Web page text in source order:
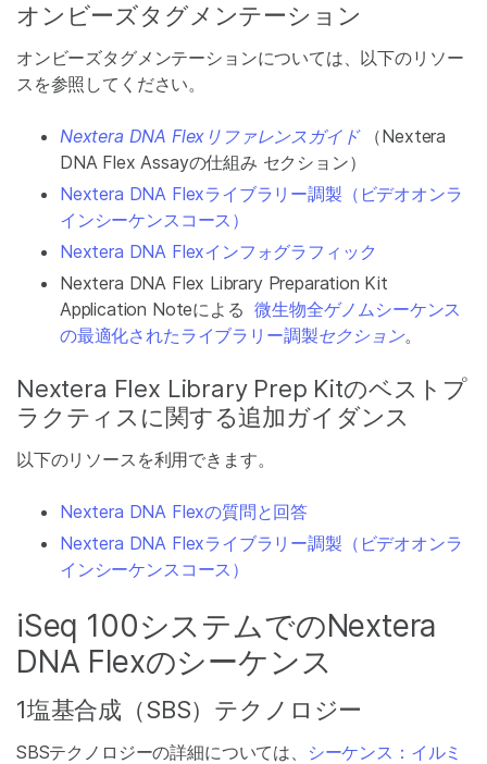
オンビーズタグメンテーション
オンビーズタグメンテーションについては、以下のリソー
スを参照してください。
Nextera DNA Flexリファレンスガイド
（Nextera
DNA Flex Assayの仕組み セクション）
Nextera DNA Flexライブラリー調製（ビデオオンラ
インシーケンスコース）
Nextera DNA Flexインフォグラフィック
Nextera DNA Flex Library Preparation Kit
Application Noteによる微生物全ゲノムシーケンス
の最適化されたライブラリー調製セクション。
Nextera Flex Library Prep Kitのベストプ
ラクティスに関する追加ガイダンス
以下のリソースを利用できます。
Nextera DNA Flexの質問と回答
Nextera DNA Flexライブラリー調製（ビデオオンラ
インシーケンスコース）
iSeq 100システムでのNextera
DNA Flexのシーケンス
1塩基合成（SBS）テクノロジー
SBSテクノロジーの詳細については、
シーケンス：イルミ